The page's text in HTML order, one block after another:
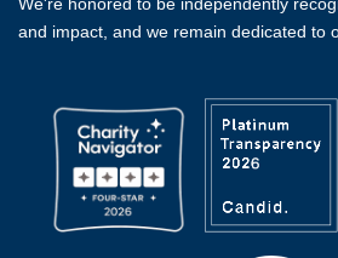
We're honored to be independently
and impact, and we remain dedicated to